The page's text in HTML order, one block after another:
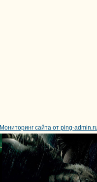
Мониторинг сайта от ping-admin.ru